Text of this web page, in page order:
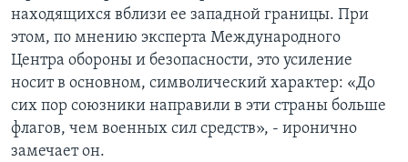
находящихся вблизи ее западной границы. При
этом, по мнению эксперта Международного
Центра обороны и безопасности, это усиление
носит в основном, символический характер: «До
сих пор союзники направили в эти страны больше
флагов, чем военных сил средств», - иронично
замечает он.